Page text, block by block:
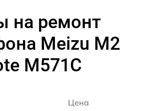
на ремонт
Meizu M2
M571C
Цена